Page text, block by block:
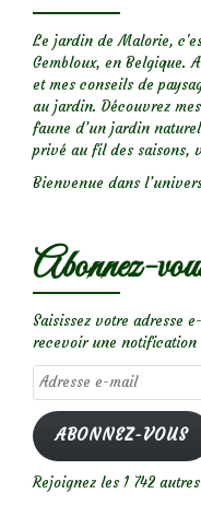
Le jardin de Malorie,
Gembloux, en Belgique.
et mes conseils de
au jardin. Découvrez
faune d’un jardin
privé au fil des saisons,
Bienvenue dans
Abonnez-
Saisissez votre adresse
recevoir une notification
Adresse
e-
mail
ABONNEZ-VOUS
Rejoignez les 1 742